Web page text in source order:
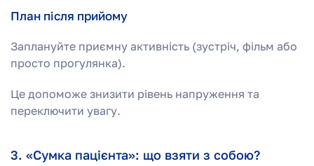
План після прийому
Заплануйте приємну активність (зустріч, фільм або
просто прогулянка).
Це допоможе знизити рівень напруження та
переключити увагу.
3. «Сумка пацієнта»: що взяти з собою?